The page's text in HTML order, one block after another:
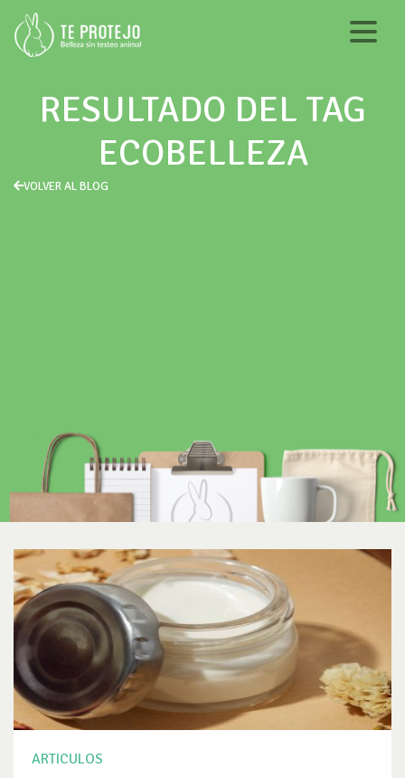
RESULTADO DEL TAG
ECOBELLEZA
VOLVER AL BLOG
ARTICULOS